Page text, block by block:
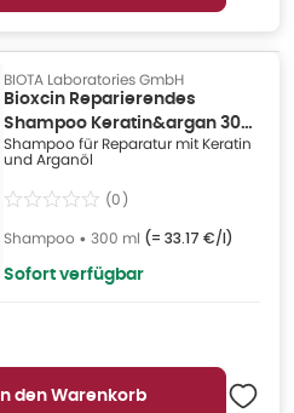
BIOTA Laboratories GmbH
Bioxcin Reparierendes
Shampoo Keratin&argan 300
ml
Shampoo für Reparatur mit Keratin
und Arganöl
(0)
Shampoo • 300 ml (= 33.17 €/l)
Sofort verfügbar
In den Warenkorb